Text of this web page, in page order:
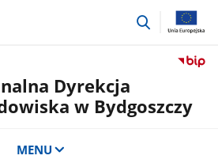
przejdź
Dyrekcja
w Bydgoszczy
MENU